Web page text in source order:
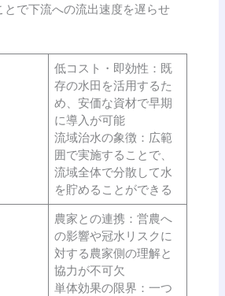
とで下流への流出速度を遅らせ
低コスト・即効性：既
存の水田を活用するた
め、安価な資材で早期
に導入が可能
流域治水の象徴：広範
囲で実施することで、
流域全体で分散して水
を貯めることができる
農家との連携：営農へ
の影響や冠水リスクに
対する農家側の理解と
協力が不可欠
単体効果の限界：一つ